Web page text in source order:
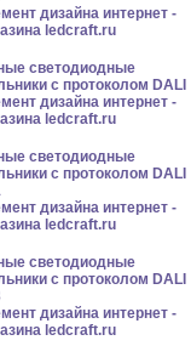
светодиодные
с протоколом DALI
светодиодные
с протоколом DALI
светодиодные
с протоколом DALI